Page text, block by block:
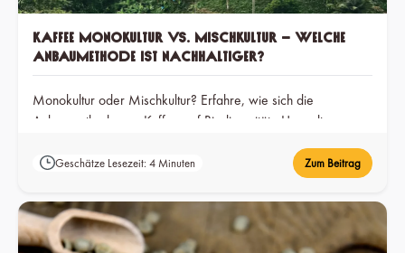
Kaffee Monokultur vs. Mischkultur – welche
Anbaumethode ist nachhaltiger?
Monokultur oder Mischkultur? Erfahre, wie sich die
Anbaumethode von Kaffee auf Biodiversität , Umwelt,
Tasse auswirkt.
Geschätze Lesezeit: 4 Minuten Zum Beitrag